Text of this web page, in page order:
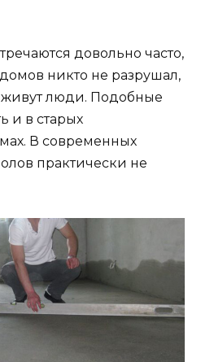
довольно часто,
никто не разрушал,
живут люди. Подобные
и в старых
В современных
практически не